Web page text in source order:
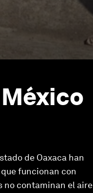
de Oaxaca han
funcionan con
no contaminan el aire